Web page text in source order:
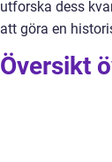
utforska dess
att göra en
Översikt